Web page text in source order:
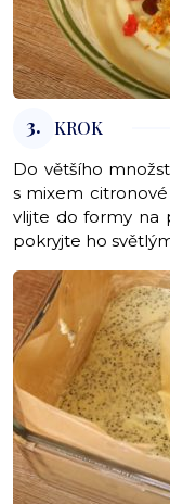
3. KROK
Do většího
s mixem
vlijte do formy na
pokryjte ho